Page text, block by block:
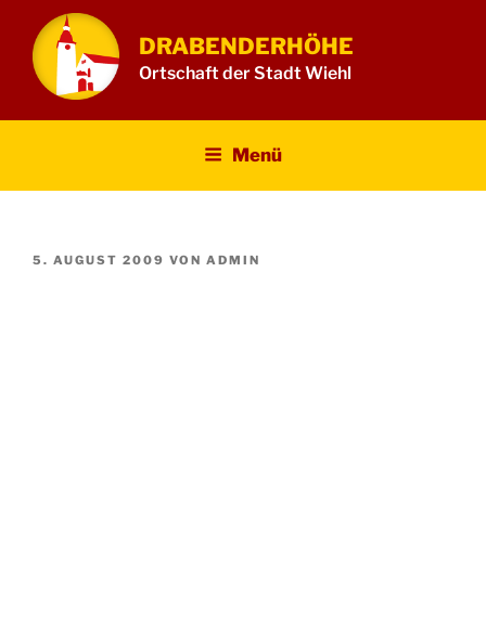
Inhalt
springen
DRABENDERHÖHE
Ortschaft der Stadt Wiehl
Menü
VERÖFFENTLICHT
5. AUGUST 2009 VON ADMIN